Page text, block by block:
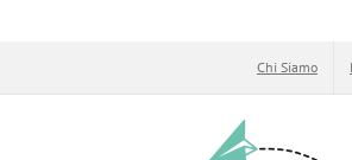
Chi Siamo